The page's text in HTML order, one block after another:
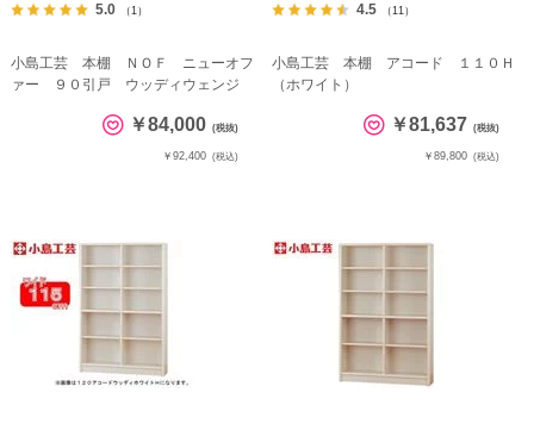
5.0 （1）
小島工芸 本棚 ＮＯＦ ニューオフ
ァー ９０引戸 ウッディウェンジ
￥84,000 (税抜)
￥92,400 (税込)
4.5 （11）
小島工芸 本棚 アコード １１０Ｈ
（ホワイト）
￥81,637 (税抜)
￥89,800 (税込)